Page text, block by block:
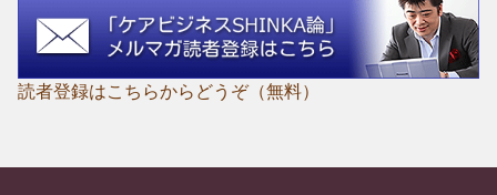
読者登録はこちらからどうぞ（無料）